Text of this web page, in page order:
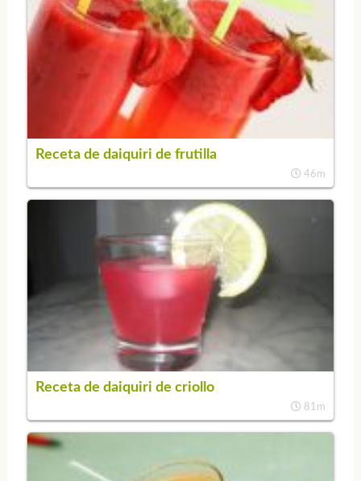
Receta de daiquiri de frutilla
46m
Receta de daiquiri de criollo
81m